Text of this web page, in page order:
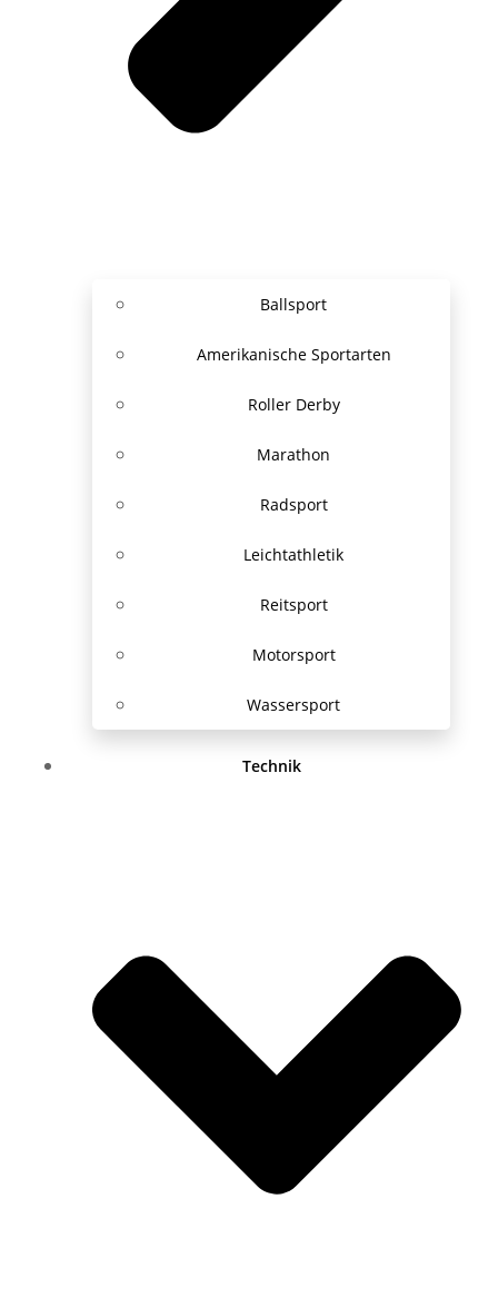
Ballsport
Amerikanische Sportarten
Roller Derby
Marathon
Radsport
Leichtathletik
Reitsport
Motorsport
Wassersport
Technik